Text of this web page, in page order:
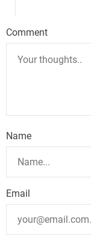
Comment
Name
Email